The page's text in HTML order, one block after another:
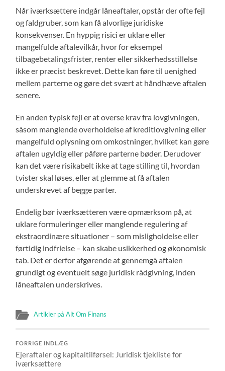
Når iværksættere indgår låneaftaler, opstår der ofte fejl
og faldgruber, som kan få alvorlige juridiske
konsekvenser. En hyppig risici er uklare eller
mangelfulde aftalevilkår, hvor for eksempel
tilbagebetalingsfrister, renter eller sikkerhedsstillelse
ikke er præcist beskrevet. Dette kan føre til uenighed
mellem parterne og gøre det svært at håndhæve aftalen
senere.
En anden typisk fejl er at overse krav fra lovgivningen,
såsom manglende overholdelse af kreditlovgivning eller
mangelfuld oplysning om omkostninger, hvilket kan gøre
aftalen ugyldig eller påføre parterne bøder. Derudover
kan det være risikabelt ikke at tage stilling til, hvordan
tvister skal løses, eller at glemme at få aftalen
underskrevet af begge parter.
Endelig bør iværksætteren være opmærksom på, at
uklare formuleringer eller manglende regulering af
ekstraordinære situationer – som misligholdelse eller
førtidig indfrielse – kan skabe usikkerhed og økonomisk
tab. Det er derfor afgørende at gennemgå aftalen
grundigt og eventuelt søge juridisk rådgivning, inden
låneaftalen underskrives.
Artikler på Alt Om Finans
FORRIGE INDLÆG
Ejeraftaler og kapitaltilførsel: Juridisk tjekliste for
iværksættere